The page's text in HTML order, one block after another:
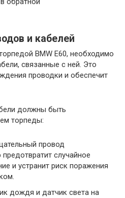
и кабелей
BMW E60, необходимо
связанные с ней. Это
проводки и обеспечит
должны быть
торпеды:
провод
случайное
и устранит риск поражения
дождя и датчик света на